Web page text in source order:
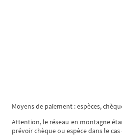
Moyens de paiement : espèces,
Attention, le réseau en montagne
prévoir chèque ou espèce dans le